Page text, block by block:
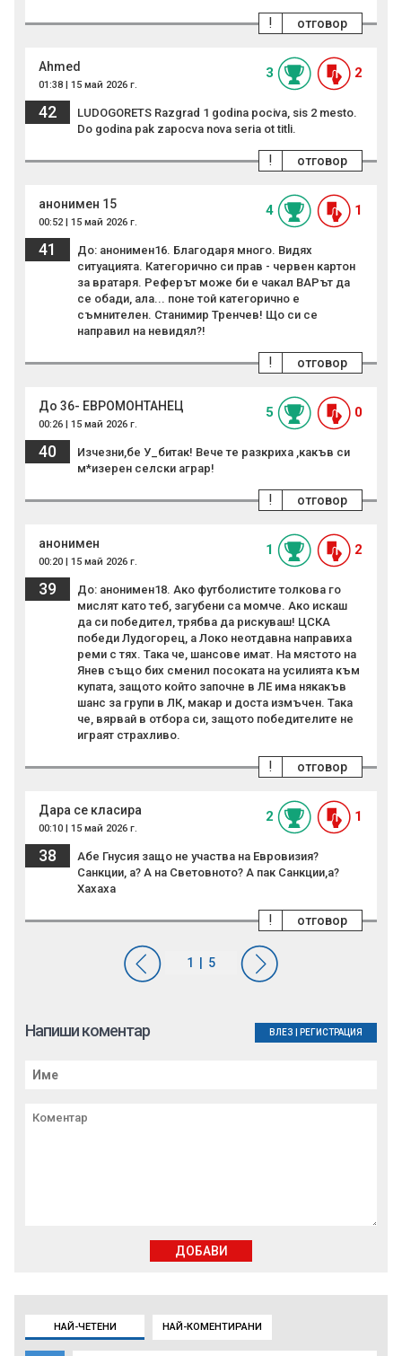
НАЙ-ЧЕТЕНИ НАЙ-КОМЕНТИРАНИ
отговор
!
Ahmed
01:38 | 15 май 2026 г.
3 2
42
LUDOGORETS Razgrad 1 godina pociva, sis 2 mesto.
Do godina pak zapocva nova seria ot titli.
отговор
!
анонимен 15
00:52 | 15 май 2026 г.
4 1
41
До: анонимен16. Благодаря много. Видях
ситуацията. Категорично си прав - червен картон
за вратаря. Реферът може би е чакал ВАРът да
се обади, ала... поне той категорично е
съмнителен. Станимир Тренчев! Що си се
направил на невидял?!
отговор
!
До 36- ЕВРОМОНТАНЕЦ
00:26 | 15 май 2026 г.
5 0
40
Изчезни,бе У_битак! Вече те разкриха ,какъв си
м*изерен селски аграр!
отговор
!
анонимен
00:20 | 15 май 2026 г.
1 2
39
До: анонимен18. Ако футболистите толкова го
мислят като теб, загубени са момче. Ако искаш
да си победител, трябва да рискуваш! ЦСКА
победи Лудогорец, а Локо неотдавна направиха
реми с тях. Така че, шансове имат. На мястото на
Янев също бих сменил посоката на усилията към
купата, защото който започне в ЛЕ има някакъв
шанс за групи в ЛК, макар и доста измъчен. Така
че, вярвай в отбора си, защото победителите не
играят страхливо.
отговор
!
Дара се класира
00:10 | 15 май 2026 г.
2 1
38
Абе Гнусия защо не участва на Евровизия?
Санкции, а? А на Световното? А пак Санкции,а?
Хахаха
отговор
!
Напиши коментар ВЛЕЗ РЕГИСТРАЦИЯ
ДОБАВИ